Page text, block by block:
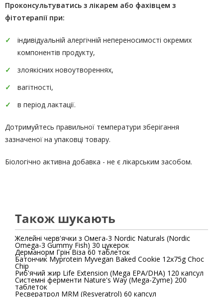
Проконсультуватись з лікарем або фахівцем з
фітотерапії при:
індивідуальній алергічній непереносимості окремих
компонентів продукту,
злоякісних новоутвореннях,
вагітності,
в період лактації.
Дотримуйтесь правильної температури зберігання
зазначеної на упаковці товару.
Біологічно активна добавка - не є лікарським засобом.
Також шукають
Желейні черв'ячки з Омега-3 Nordic Naturals (Nordic
Omega-3 Gummy Fish) 30 цукерок
Дерманорм Грін Віза 60 таблеток
Батончик Myprotein Myvegan Baked Cookie 12x75g Choc
Chip
Риб'ячий жир Life Extension (Mega EPA/DHA) 120 капсул
Системні ферменти Nature's Way (Mega-Zyme) 200
таблеток
Ресвератрол MRM (Resveratrol) 60 капсул